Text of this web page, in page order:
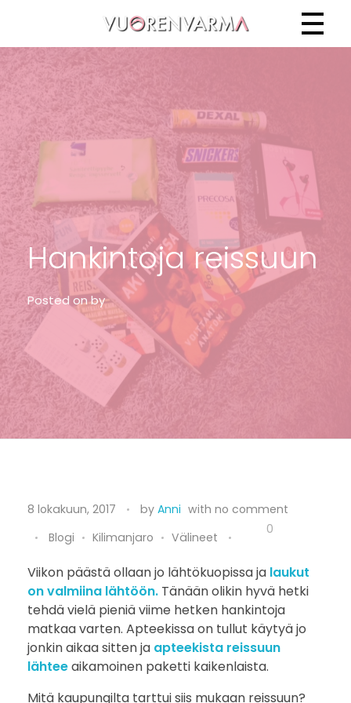
Vuorenvarma
Hankintoja reissuun
Posted onby
H
a
n
k
i
n
8 lokakuun, 2017 by Anni with no comment
Blogi
Kilimanjaro Välineet
0
Viikon päästä ollaan jo lähtökuopissa ja laukut
on valmiina lähtöön. Tänään olikin hyvä hetki
tehdä vielä pieniä viime hetken hankintoja
matkaa varten. Apteekissa on tullut käytyä jo
jonkin aikaa sitten ja apteekista reissuun
lähteeaikamoinen paketti kaikenlaista.
Mitä kaupungilta tarttui siis mukaan reissuun?